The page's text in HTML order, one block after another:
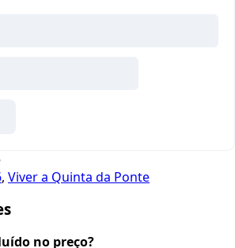
, Viver a Quinta da Ponte
no preço?